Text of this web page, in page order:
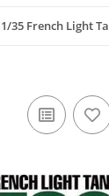
1/35 French Light